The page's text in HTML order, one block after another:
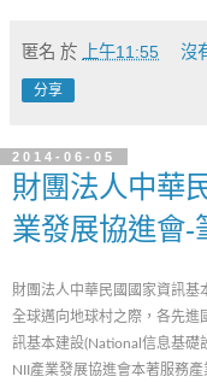
匿名 於 上午11:55 沒
分享
2014-06-05
財團法人中華
業發展協進會-
財團法人中華民國國家資訊基
全球邁向地球村之際，各先進
訊基本建設(National信息基礎
NII產業發展協進會本著服務